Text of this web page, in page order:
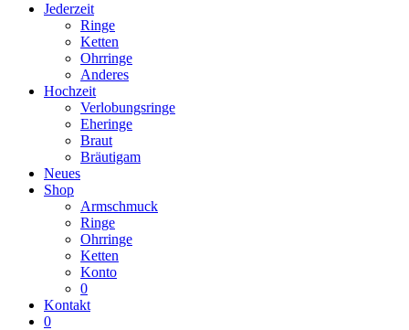
Jederzeit
Ringe
Ketten
Ohrringe
Anderes
Hochzeit
Verlobungsringe
Eheringe
Braut
Bräutigam
Neues
Shop
Armschmuck
Ringe
Ohrringe
Ketten
Konto
0
Kontakt
0